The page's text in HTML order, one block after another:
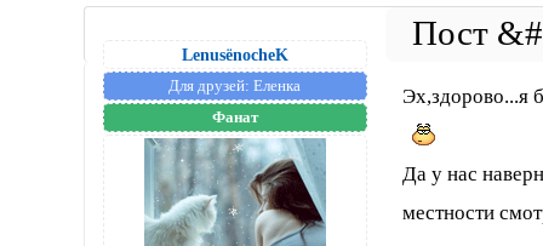
LenusёnocheK
Для друзей: Еленка
Фанат
Эх,здорово...я
Да у нас
местности